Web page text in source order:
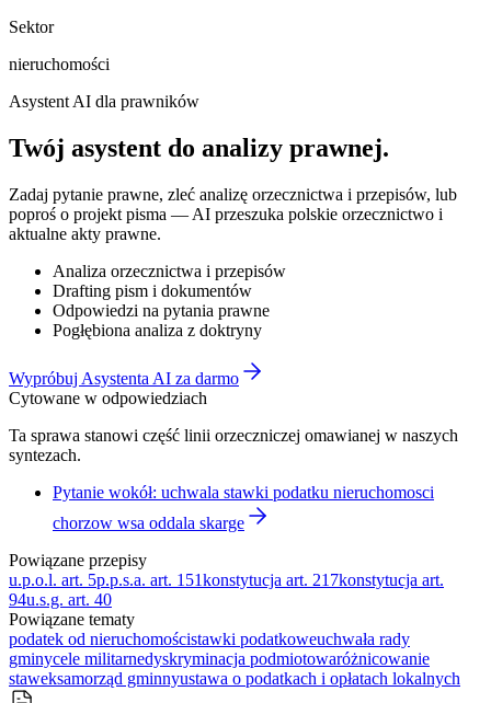
Sektor
nieruchomości
Asystent AI dla prawników
Twój asystent do analizy prawnej.
Zadaj pytanie prawne, zleć analizę orzecznictwa i przepisów, lub
poproś o projekt pisma — AI przeszuka polskie orzecznictwo i
aktualne akty prawne.
Analiza orzecznictwa i przepisów
Drafting pism i dokumentów
Odpowiedzi na pytania prawne
Pogłębiona analiza z doktryny
Wypróbuj Asystenta AI za darmo
Cytowane w odpowiedziach
Ta sprawa stanowi część linii orzeczniczej omawianej w naszych
syntezach.
Pytanie wokół: uchwala stawki podatku nieruchomosci
chorzow wsa oddala skarge
Powiązane przepisy
u.p.o.l. art. 5p.p.s.a. art. 151konstytucja art. 217konstytucja art.
94u.s.g. art. 40
Powiązane tematy
podatek od nieruchomościstawki podatkoweuchwała rady
gminycele militarnedyskryminacja podmiotowaróżnicowanie
staweksamorząd gminnyustawa o podatkach i opłatach lokalnych